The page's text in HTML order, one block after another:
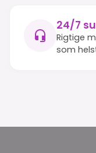
24/7
Rigtige
som